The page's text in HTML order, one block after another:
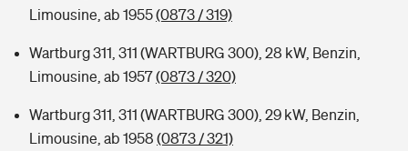
Limousine, ab 1955(0873 / 319)
Wartburg 311, 311 (WARTBURG 300), 28 kW, Benzin,
Limousine, ab 1957(0873 / 320)
Wartburg 311, 311 (WARTBURG 300), 29 kW, Benzin,
Limousine, ab 1958 (0873 / 321)